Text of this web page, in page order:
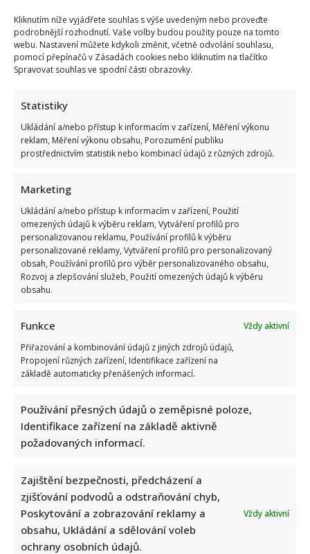
Kliknutím níže vyjádřete souhlas s výše uvedeným nebo proveďte
podrobnější rozhodnutí. Vaše volby budou použity pouze na tomto
webu. Nastavení můžete kdykoli změnit, včetně odvolání souhlasu,
pomocí přepínačů v Zásadách cookies nebo kliknutím na tlačítko
Spravovat souhlas ve spodní části obrazovky.
Statistiky
Ukládání a/nebo přístup k informacím v zařízení, Měření výkonu
reklam, Měření výkonu obsahu, Porozumění publiku
prostřednictvím statistik nebo kombinací údajů z různých zdrojů.
Marketing
Ukládání a/nebo přístup k informacím v zařízení, Použití
omezených údajů k výběru reklam, Vytváření profilů pro
personalizovanou reklamu, Používání profilů k výběru
personalizované reklamy, Vytváření profilů pro personalizovaný
obsah, Používání profilů pro výběr personalizovaného obsahu,
Rozvoj a zlepšování služeb, Použití omezených údajů k výběru
obsahu.
Funkce
Vždy aktivní
Přiřazování a kombinování údajů z jiných zdrojů údajů,
Propojení různých zařízení, Identifikace zařízení na
základě automaticky přenášených informací.
Používání přesných údajů o zeměpisné poloze,
Identifikace zařízení na základě aktivně
požadovaných informací.
Zajištění bezpečnosti, předcházení a
zjišťování podvodů a odstraňování chyb,
Poskytování a zobrazování reklamy a
obsahu, Ukládání a sdělování voleb
ochrany osobních údajů.
Vždy aktivní
SOUVISEJÍCÍ ČLÁNKY
Celebrity
Stačila jedna fotka z dovolené, aby se na Babiše
snesla další kritika: Lidé spekulují, kde se koupe
7. 8. 2026
Dagmar Pecková pod palbou kritiky: Mračková
Vildumetzová jí vytkla natáčení se při řízení a ptá se,
zda je to v pořádku
7. 8. 2026